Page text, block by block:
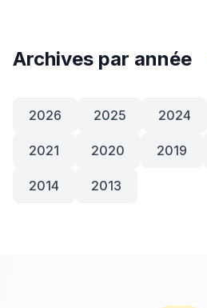
Archives par année
2026 2025 2024
2021 2020 2019
2014 2013